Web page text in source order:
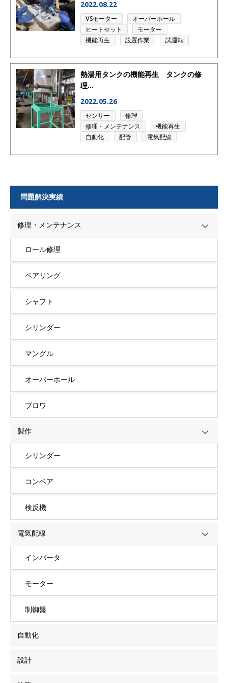
2022.08.22
VSモーター
オーバーホール
ヒートセット
モーター
機能再生
設置作業 試運転
熱湯用タンクの機能再生 タンクの修
理...
2022.05.26
センサー
修理
修理・メンテナンス
機能再生
自動化
配管 電気配線
問題解決実績
修理・メンテナンス
ロール修理
ベアリング
シャフト
シリンダー
マングル
オーバーホール
ブロワ
製作
シリンダー
コンベア
検反機
電気配線
インバータ
モーター
制御盤
自動化
設計